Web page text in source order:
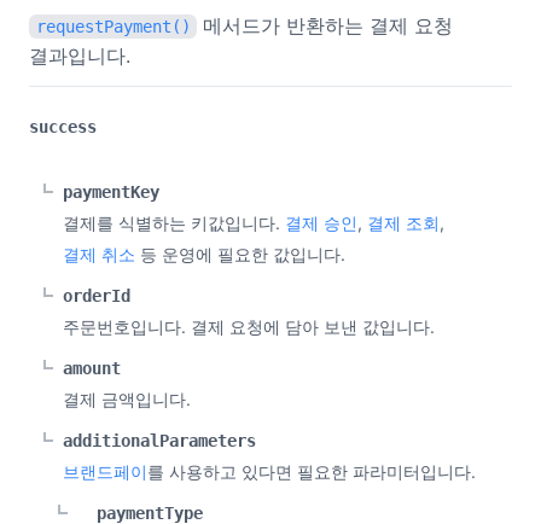
requestPayment()
메서드가 반환하는 결제 요청
결과입니다.
success
paymentKey
결제를 식별하는 키값입니다. 결제 승인, 결제 조회,
결제 취소 등 운영에 필요한 값입니다.
orderId
주문번호입니다. 결제 요청에 담아 보낸 값입니다.
amount
결제 금액입니다.
additionalParameters
브랜드페이를 사용하고 있다면 필요한 파라미터입니다.
paymentType